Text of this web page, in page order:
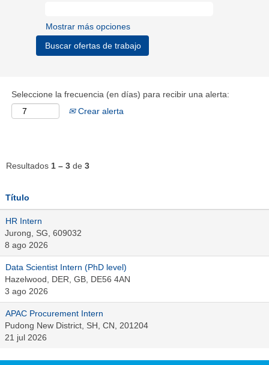
Mostrar más opciones
Seleccione la frecuencia (en días) para recibir una alerta:
Crear alerta
Resultados 1 – 3 de 3
Título
HR Intern
Jurong, SG, 609032
8 ago 2026
Data Scientist Intern (PhD level)
Hazelwood, DER, GB, DE56 4AN
3 ago 2026
APAC Procurement Intern
Pudong New District, SH, CN, 201204
21 jul 2026